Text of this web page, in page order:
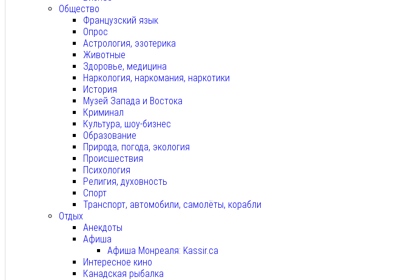
Общество
Французский язык
Опрос
Астрология, эзотерика
Животные
Здоровье, медицина
Наркология, наркомания, наркотики
История
Музей Запада и Востока
Криминал
Культура, шоу-бизнес
Образование
Природа, погода, экология
Происшествия
Психология
Религия, духовность
Спорт
Транспорт, автомобили, самолёты, корабли
Отдых
Анекдоты
Афиша
Афиша Монреаля: Kassir.ca
Интересное кино
Канадская рыбалка